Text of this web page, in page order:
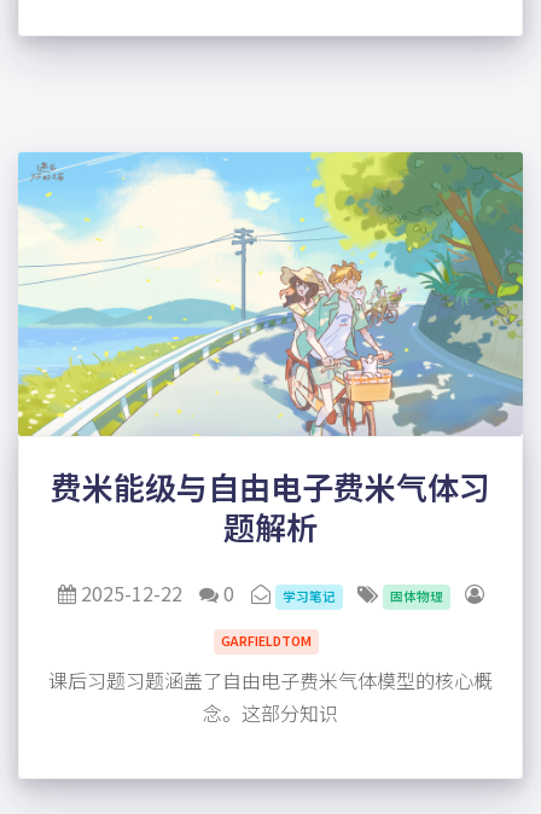
费米能级与自由电子费米气体习
题解析
2025-12-22 0 学习笔记 固体物理
GARFIELDTOM
课后习题习题涵盖了自由电子费米气体模型的核心概
念。这部分知识